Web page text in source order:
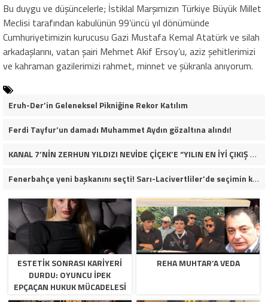
Bu duygu ve düşüncelerle; İstiklal Marşımızın Türkiye Büyük Millet
Meclisi tarafından kabulünün 99’üncü yıl dönümünde
Cumhuriyetimizin kurucusu Gazi Mustafa Kemal Atatürk ve silah
arkadaşlarını, vatan şairi Mehmet Akif Ersoy’u, aziz şehitlerimizi
ve kahraman gazilerimizi rahmet, minnet ve şükranla anıyorum.
Eruh-Der’in Geleneksel Pikniğine Rekor Katılım
Ferdi Tayfur’un damadı Muhammet Aydın gözaltına alındı!
KANAL 7’NİN ZERHUN YILDIZI NEVİDE ÇİÇEK’E “YILIN EN İYİ ÇIKIŞ YAPAN KADIN OYUNCUSU” ÖDÜLÜ!
Fenerbahçe yeni başkanını seçti! Sarı-Lacivertliler’de seçimin kazananı Aziz Yıldırım oldu
ESTETIK SONRASI KARIYERI
DURDU: OYUNCU İPEK
EPÇAÇAN HUKUK MÜCADELESI
VERIYOR
REHA MUHTAR’A VEDA